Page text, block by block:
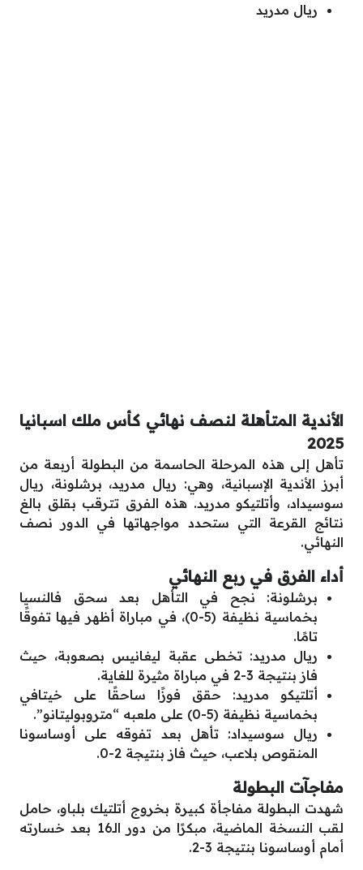
ريال مدريد
الأندية المتأهلة لنصف نهائي كأس ملك اسبانيا
2025
تأهل إلى هذه المرحلة الحاسمة من البطولة أربعة من
أبرز الأندية الإسبانية، وهي: ريال مدريد، برشلونة، ريال
سوسيداد، وأتلتيكو مدريد. هذه الفرق تترقب بقلق بالغ
نتائج القرعة التي ستحدد مواجهاتها في الدور نصف
النهائي.
أداء الفرق في ربع النهائي
برشلونة: نجح في التأهل بعد سحق فالنسيا
بخماسية نظيفة (5-0)، في مباراة أظهر فيها تفوقًا
تامًا.
ريال مدريد: تخطى عقبة ليغانيس بصعوبة، حيث
فاز بنتيجة 3-2 في مباراة مثيرة للغاية.
أتلتيكو مدريد: حقق فوزًا ساحقًا على خيتافي
بخماسية نظيفة (5-0) على ملعبه “متروبوليتانو”.
ريال سوسيداد: تأهل بعد تفوقه على أوساسونا
المنقوص بلاعب، حيث فاز بنتيجة 2-0.
مفاجآت البطولة
شهدت البطولة مفاجأة كبيرة بخروج أتلتيك بلباو، حامل
لقب النسخة الماضية، مبكرًا من دور الـ16 بعد خسارته
أمام أوساسونا بنتيجة 3-2.